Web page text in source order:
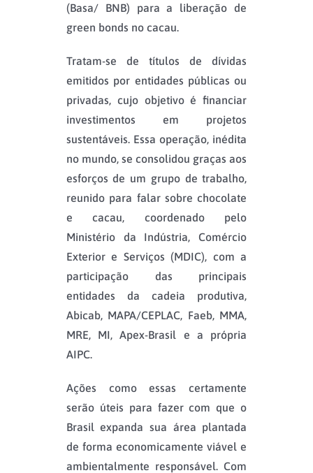
(Basa/ BNB) para a liberação de
green bonds no cacau.
Tratam-se de títulos de dívidas
emitidos por entidades públicas ou
privadas, cujo objetivo é financiar
investimentos em projetos
sustentáveis. Essa operação, inédita
no mundo, se consolidou graças aos
esforços de um grupo de trabalho,
reunido para falar sobre chocolate
e cacau, coordenado pelo
Ministério da Indústria, Comércio
Exterior e Serviços (MDIC), com a
participação das principais
entidades da cadeia produtiva,
Abicab, MAPA/CEPLAC, Faeb, MMA,
MRE, MI, Apex-Brasil e a própria
AIPC.
Ações como essas certamente
serão úteis para fazer com que o
Brasil expanda sua área plantada
de forma economicamente viável e
ambientalmente responsável. Com